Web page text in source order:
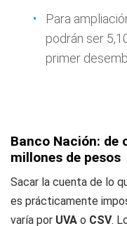
Para
podrán ser
primer
Banco Nación: de
millones de pesos
Sacar la cuenta de lo
es prácticamente
varía por UVA o CSV.